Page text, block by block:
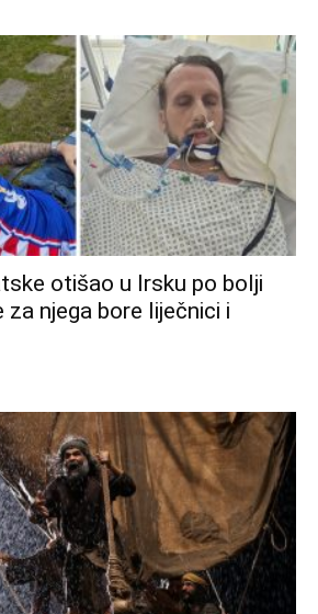
otišao u Irsku po bolji
za njega bore liječnici i